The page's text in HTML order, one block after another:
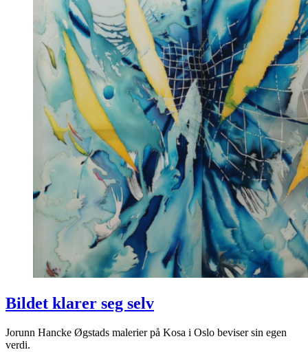
Bildet klarer seg selv
Jorunn Hancke Øgstads malerier på Kosa i Oslo beviser sin egen
verdi.